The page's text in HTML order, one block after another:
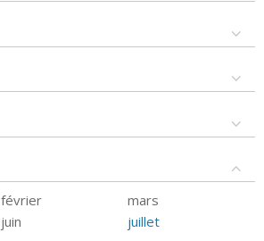
février
mars
juin
juillet